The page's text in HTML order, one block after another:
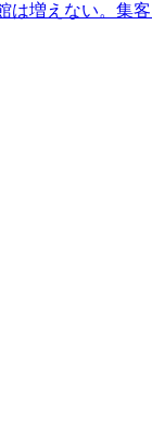
は増えない。集